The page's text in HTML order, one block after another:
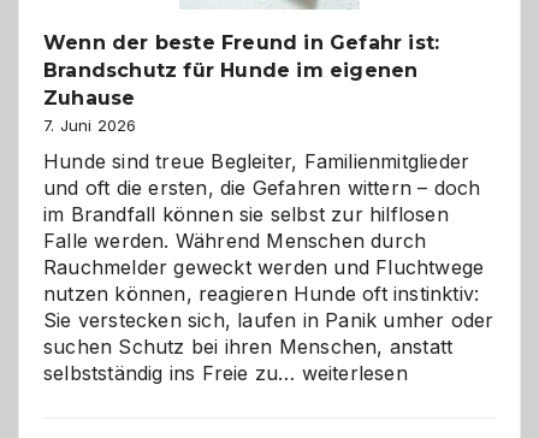
Wenn der beste Freund in Gefahr ist:
Brandschutz für Hunde im eigenen
Zuhause
7. Juni 2026
Hunde sind treue Begleiter, Familienmitglieder
und oft die ersten, die Gefahren wittern – doch
im Brandfall können sie selbst zur hilflosen
Falle werden. Während Menschen durch
Rauchmelder geweckt werden und Fluchtwege
nutzen können, reagieren Hunde oft instinktiv:
Sie verstecken sich, laufen in Panik umher oder
suchen Schutz bei ihren Menschen, anstatt
selbstständig ins Freie zu… Wenn
weiterlesen